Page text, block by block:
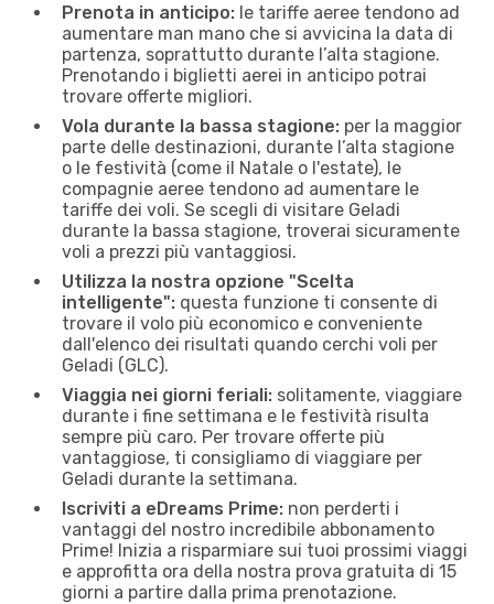
Prenota in anticipo: le tariffe aeree tendono ad
aumentare man mano che si avvicina la data di
partenza, soprattutto durante l’alta stagione.
Prenotando i biglietti aerei in anticipo potrai
trovare offerte migliori.
Vola durante la bassa stagione: per la maggior
parte delle destinazioni, durante l’alta stagione
o le festività (come il Natale o l'estate), le
compagnie aeree tendono ad aumentare le
tariffe dei voli. Se scegli di visitare Geladi
durante la bassa stagione, troverai sicuramente
voli a prezzi più vantaggiosi.
Utilizza la nostra opzione "Scelta
intelligente": questa funzione ti consente di
trovare il volo più economico e conveniente
dall'elenco dei risultati quando cerchi voli per
Geladi (GLC).
Viaggia nei giorni feriali: solitamente, viaggiare
durante i fine settimana e le festività risulta
sempre più caro. Per trovare offerte più
vantaggiose, ti consigliamo di viaggiare per
Geladi durante la settimana.
Iscriviti a eDreams Prime: non perderti i
vantaggi del nostro incredibile abbonamento
Prime! Inizia a risparmiare sui tuoi prossimi viaggi
e approfitta ora della nostra prova gratuita di 15
giorni a partire dalla prima prenotazione.